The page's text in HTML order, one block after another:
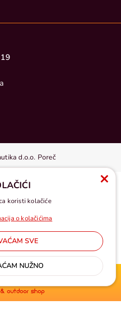
d.o.o. Poreč
pdv uključen
koristi kolačiće
o kolačićima
SVE
NUŽNO